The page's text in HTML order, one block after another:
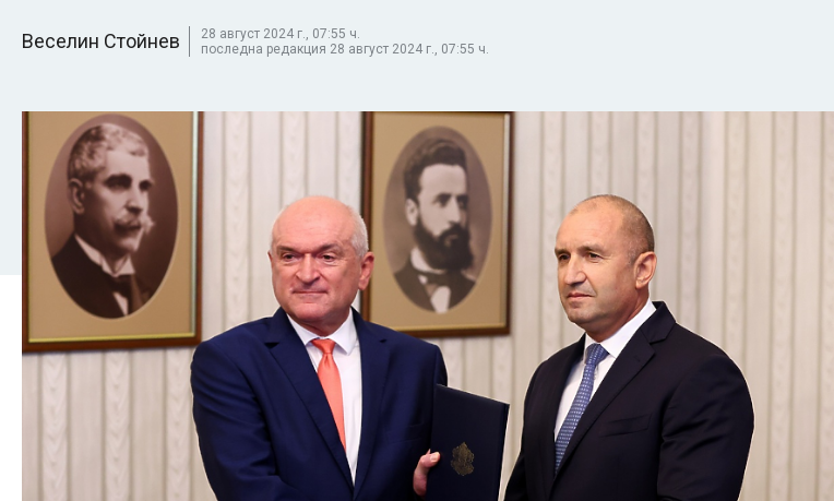
Веселин Стойнев
28 август 2024 г., 07:55 ч.
последна редакция 28 август 2024 г., 07:55 ч.